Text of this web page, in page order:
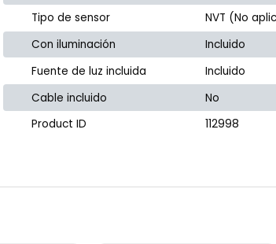
Tipo de sensor
NVT (No
Con iluminación
Incluido
Fuente de luz incluida
Incluido
Cable incluido
No
Product ID
112998